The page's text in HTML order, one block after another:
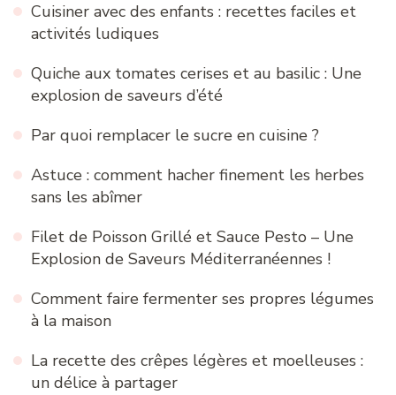
Cuisiner avec des enfants : recettes faciles et
activités ludiques
Quiche aux tomates cerises et au basilic : Une
explosion de saveurs d’été
Par quoi remplacer le sucre en cuisine ?
Astuce : comment hacher finement les herbes
sans les abîmer
Filet de Poisson Grillé et Sauce Pesto – Une
Explosion de Saveurs Méditerranéennes !
Comment faire fermenter ses propres légumes
à la maison
La recette des crêpes légères et moelleuses :
un délice à partager